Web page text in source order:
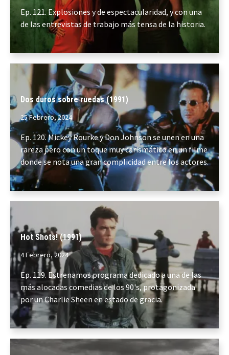
Ep. 121. Explosiones y de espectacularidad, y con una
de las entrevistas de trabajo más tensa de la historia.
Dos duros sobre ruedas (1991)
25 Febrero, 2024
Ep. 120. Mickey Rourke y Don Johnson se unen en una
rareza pero con un toque muy carismático en un filme
donde se nota una gran complicidad entre los actores.
Hot Shots! (1991)
4 Febrero, 2024
Ep. 119. Estrenamos programa dedicado a una de las
más alocadas comedias de los 90's, protagonizada
por un Charlie Sheen en estado de gracia.